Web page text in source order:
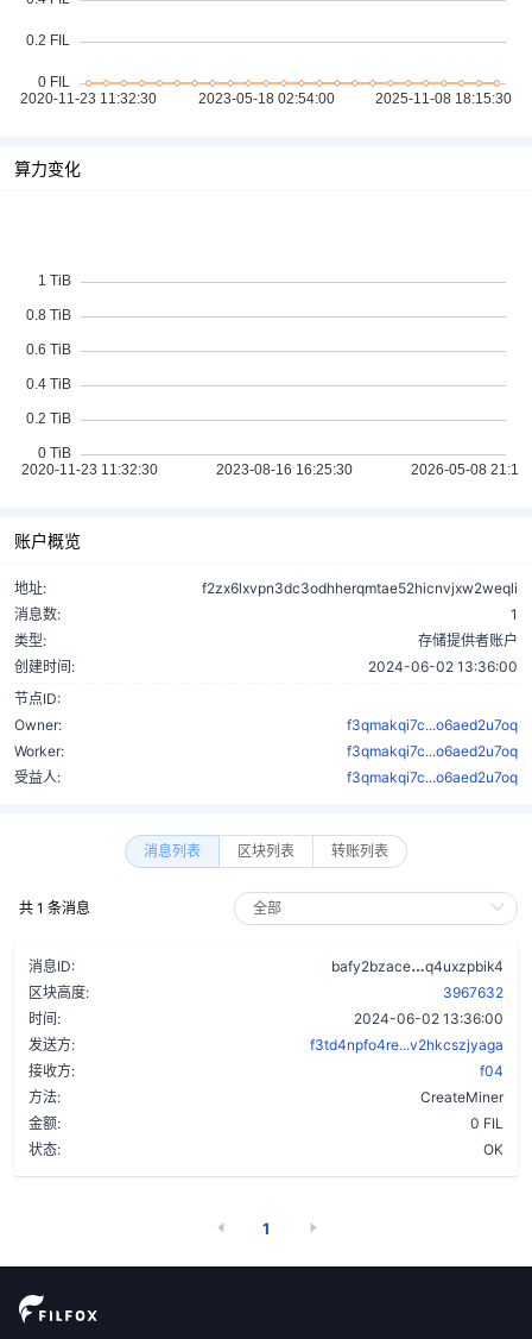
算力变化
账户概览
地址:
f2zx6lxvpn3dc3odhherqmtae52hicnvjxw2weqli
消息数:
1
类型:
存储提供者账户
创建时间:
2024-06-02 13:36:00
节点ID:
Owner:
f3qmakqi7c...o6aed2u7oq
Worker:
f3qmakqi7c...o6aed2u7oq
受益人:
f3qmakqi7c...o6aed2u7oq
消息列表 区块列表 转账列表
共 1 条消息
消息ID: bafy2bzace
q4uxzpbik4
区块高度:
3967632
时间:
2024-06-02 13:36:00
发送方:
f3td4npfo4re...v2hkcszjyaga
接收方:
f04
方法:
CreateMiner
金额:
0 FIL
状态:
OK
1